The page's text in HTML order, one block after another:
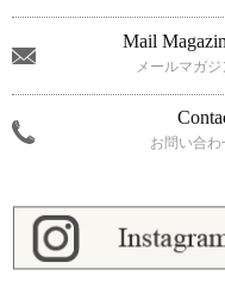
Mail
メールマガジ
お問い合わ